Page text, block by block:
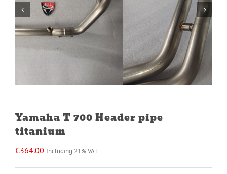
Yamaha T 700 Header pipe
titanium
€364.00 Including 21% VAT